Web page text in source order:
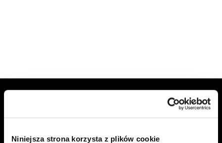
Niniejsza strona korzysta z plików cookie